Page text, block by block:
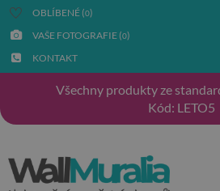
OBLÍBENÉ (0)
VAŠE FOTOGRAFIE (0)
KONTAKT
Všechny produkty ze
Kód: LETO5